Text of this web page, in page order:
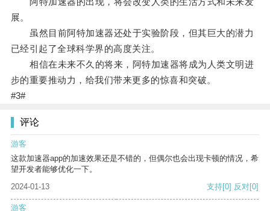
展。
虽然目前阿特加速器还处于实验阶段，但其巨大的潜力
已经引起了全球科学界的高度关注。
相信在未来不久的将来，阿特加速器将成为人类文明进
步的重要推动力，给我们带来更多的惊喜和突破。
#3#
评论
游客
这款加速器app的加速效果还是不错的，但偶尔也会出现卡顿的情况，希
望开发者能够优化一下。
2024-01-13
支持[0] 反对[0]
游客